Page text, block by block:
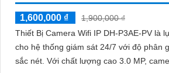
1,600,000 ₫
1,900,000 ₫
Thiết Bị Camera Wifi IP DH-P3AE-PV là
cho hệ thống giám sát 24/7 với độ phân
sắc nét. Với chất lượng cao 3.0 MP,